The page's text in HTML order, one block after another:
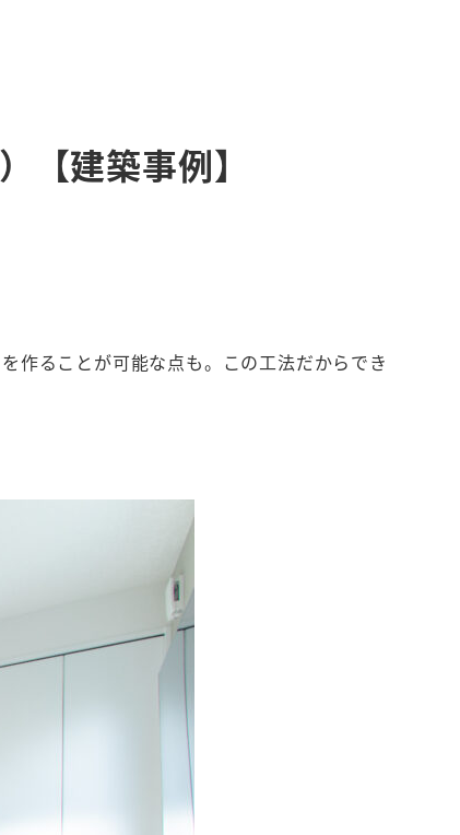
【建築事例】
作ることが可能な点も。この工法だからでき